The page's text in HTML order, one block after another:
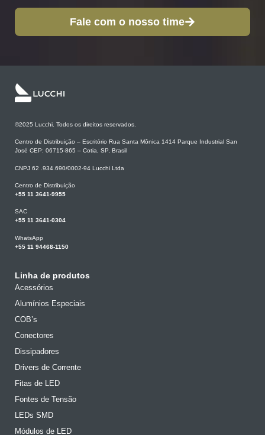
Fale com o nosso time
©2025 Lucchi. Todos os direitos reservados.
Centro de Distribuição – Escritório Rua Santa Mônica 1414 Parque Industrial San
José CEP: 06715-865 – Cotia, SP, Brasil
CNPJ 62 .934.690/0002-94 Lucchi Ltda
Centro de Distribuição
+55 11 3641-9955
SAC
+55 11 3641-0304
WhatsApp
+55 11 94468-1150
Linha de produtos
Acessórios
Alumínios Especiais
COB’s
Conectores
Dissipadores
Drivers de Corrente
Fitas de LED
Fontes de Tensão
LEDs SMD
Módulos de LED